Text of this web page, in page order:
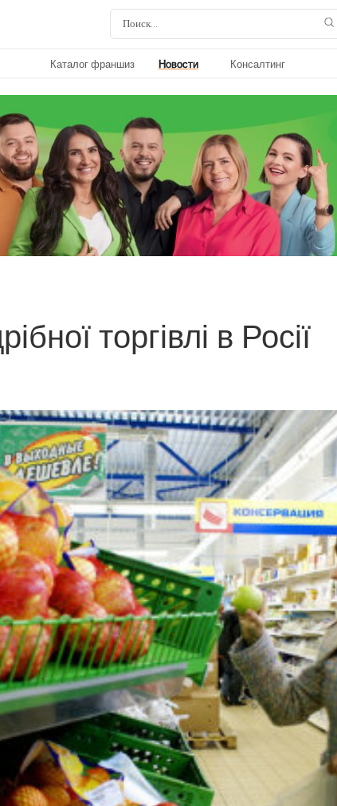
Каталог франшиз Новости Консалтинг
торгівлі в Росії